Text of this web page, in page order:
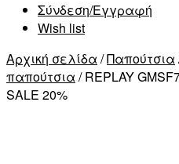
Σύνδεση/Εγγραφή
Wish list
Αρχική σελίδα /Παπούτσια
παπούτσια / REPLAY
SALE 20%